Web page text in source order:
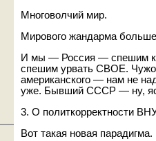
Многоволчий мир.
Мирового жандарма больше
И мы — Россия — спешим к
спешим урвать СВОЕ.
американского — нам не
уже. Бывший СССР — ну,
3. О политкорректности
Вот такая новая парадигма.